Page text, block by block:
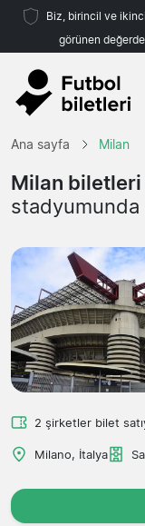
Biz, birincil ve
görünen
Ana sayfa Milan
Milan biletleri
stadyumunda
2 şirketler bilet
Milano, İtalya